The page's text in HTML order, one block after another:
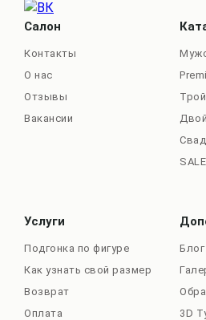
Салон
Контакты
О нас
Отзывы
Вакансии
SALE
Услуги
Подгонка по фигуре
Как узнать свой размер
Возврат
Оплата
Блог
3D